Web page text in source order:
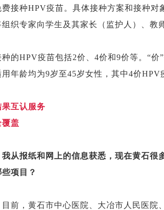
接种HPV疫苗。具体接种方案和接种对
织专家向学生及其家长（监护人）、教
种的HPV疫苗包括2价、4价和9价等。“
年龄均为9岁至45岁女性，其中4价HPV
互认服务
覆盖
从报纸和网上的信息获悉，现在黄石
项目？
目前，黄石市中心医院、大冶市人民医